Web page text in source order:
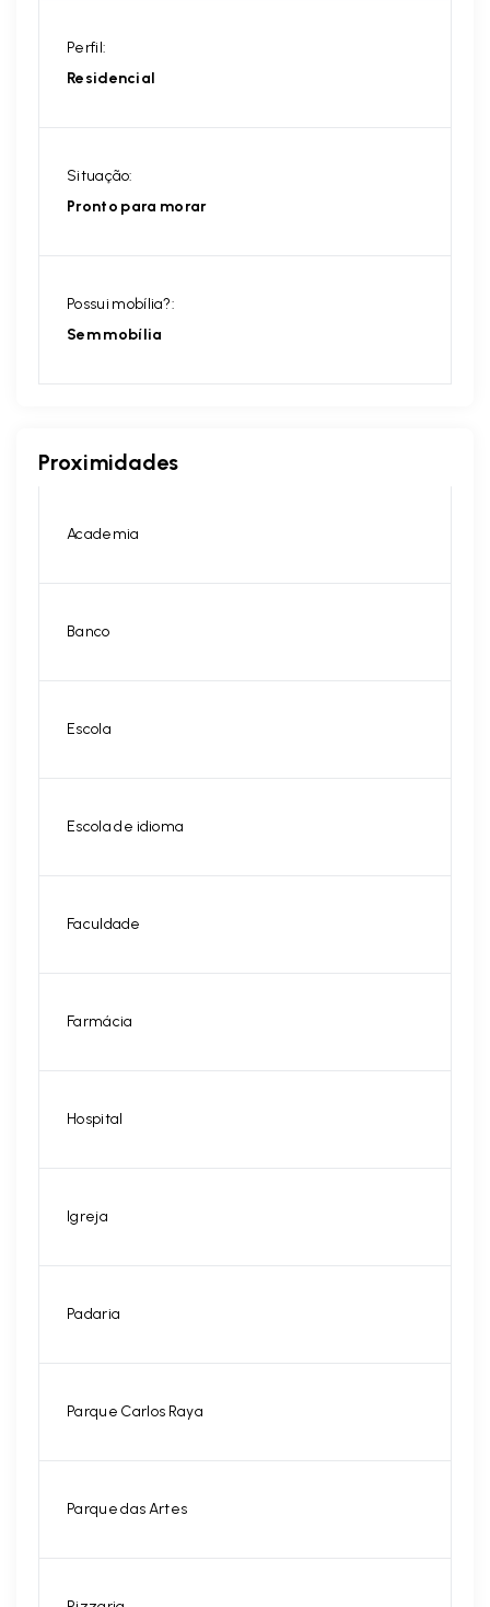
Perfil:
Residencial
Situação:
Pronto para morar
Possui mobília?:
Sem mobília
Proximidades
Academia
Banco
Escola
Escola de idioma
Faculdade
Farmácia
Hospital
Igreja
Padaria
Parque Carlos Raya
Parque das Artes